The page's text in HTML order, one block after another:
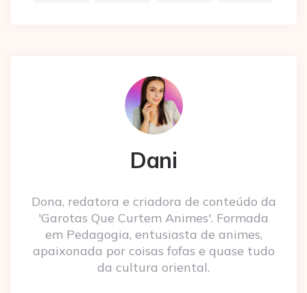
Dani
Dona, redatora e criadora de conteúdo da
'Garotas Que Curtem Animes'. Formada
em Pedagogia, entusiasta de animes,
apaixonada por coisas fofas e quase tudo
da cultura oriental.